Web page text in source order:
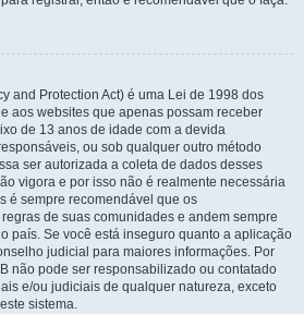
and Protection Act) é uma Lei de 1998 dos
aos websites que apenas possam receber
de 13 anos de idade com a devida
ou sob qualquer outro método
ser autorizada a coleta de dados desses
vigora e por isso não é realmente necessária
é sempre recomendável que os
de suas comunidades e andem sempre
país. Se você está inseguro quanto a aplicação
judicial para maiores informações. Por
não pode ser responsabilizado ou contatado
e/ou judiciais de qualquer natureza, exceto
sistema.